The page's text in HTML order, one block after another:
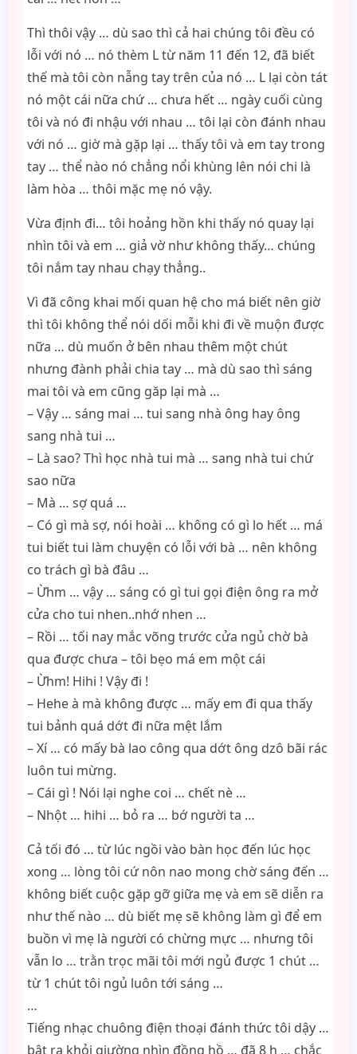
Thì thôi vậy … dù sao thì cả hai chúng tôi đều có
lỗi với nó … nó thèm L từ năm 11 đến 12, đã biết
thế mà tôi còn nẫng tay trên của nó … L lại còn tát
nó một cái nữa chứ … chưa hết … ngày cuối cùng
tôi và nó đi nhậu với nhau … tôi lại còn đánh nhau
với nó … giờ mà gặp lại … thấy tôi và em tay trong
tay … thể nào nó chẳng nổi khùng lên nói chi là
làm hòa … thôi mặc mẹ nó vậy.
Vừa định đi… tôi hoảng hồn khi thấy nó quay lại
nhìn tôi và em … giả vờ như không thấy… chúng
tôi nắm tay nhau chạy thẳng..
Vì đã công khai mối quan hệ cho má biết nên giờ
thì tôi không thể nói dối mỗi khi đi về muộn được
nữa … dù muốn ở bên nhau thêm một chút
nhưng đành phải chia tay … mà dù sao thì sáng
mai tôi và em cũng găp lại mà …
– Vậy … sáng mai … tui sang nhà ông hay ông
sang nhà tui …
– Là sao? Thì học nhà tui mà … sang nhà tui chứ
sao nữa
– Mà … sợ quá …
– Có gì mà sợ, nói hoài … không có gì lo hết … má
tui biết tui làm chuyện có lỗi với bà … nên không
co trách gì bà đâu …
– Ừhm … vậy … sáng có gì tui gọi điện ông ra mở
cửa cho tui nhen..nhớ nhen …
– Rồi … tối nay mắc võng trước cửa ngủ chờ bà
qua được chưa – tôi bẹo má em một cái
– Ừhm! Hihi ! Vậy đi !
– Hehe à mà không được … mấy em đi qua thấy
tui bảnh quá dớt đi nữa mệt lắm
– Xí … có mấy bà lao công qua dớt ông dzô bãi rác
luôn tui mừng.
– Cái gì ! Nói lại nghe coi … chết nè …
– Nhột … hihi … bỏ ra … bớ người ta …
Cả tối đó … từ lúc ngồi vào bàn học đến lúc học
xong … lòng tôi cứ nôn nao mong chờ sáng đến …
không biết cuộc gặp gỡ giữa mẹ và em sẽ diễn ra
như thế nào … dù biết mẹ sẽ không làm gì để em
buồn vì mẹ là người có chừng mực … nhưng tôi
vẫn lo … trằn trọc mãi tôi mới ngủ được 1 chút …
từ 1 chút tôi ngủ luôn tới sáng …
…
Tiếng nhạc chuông điện thoại đánh thức tôi dậy …
bật ra khỏi giường nhìn đồng hồ … đã 8 h … chắc